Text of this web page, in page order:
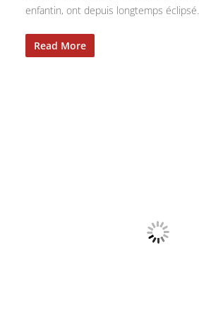
enfantin, ont depuis longtemps éclipsé.
Read More